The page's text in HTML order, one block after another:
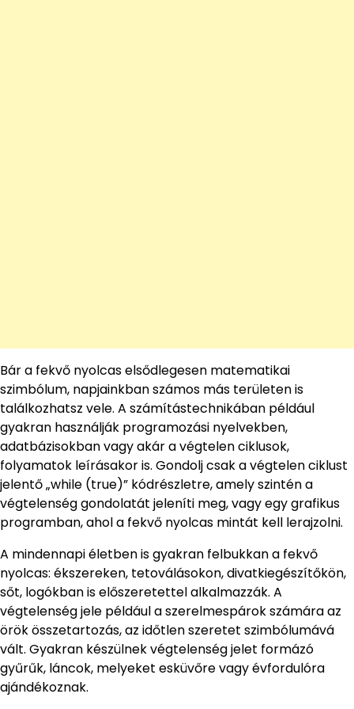
Bár a fekvő nyolcas elsődlegesen matematikai
szimbólum, napjainkban számos más területen is
találkozhatsz vele. A számítástechnikában például
gyakran használják programozási nyelvekben,
adatbázisokban vagy akár a végtelen ciklusok,
folyamatok leírásakor is. Gondolj csak a végtelen ciklust
jelentő „while (true)” kódrészletre, amely szintén a
végtelenség gondolatát jeleníti meg, vagy egy grafikus
programban, ahol a fekvő nyolcas mintát kell lerajzolni.
A mindennapi életben is gyakran felbukkan a fekvő
nyolcas: ékszereken, tetoválásokon, divatkiegészítőkön,
sőt, logókban is előszeretettel alkalmazzák. A
végtelenség jele például a szerelmespárok számára az
örök összetartozás, az időtlen szeretet szimbólumává
vált. Gyakran készülnek végtelenség jelet formázó
gyűrűk, láncok, melyeket esküvőre vagy évfordulóra
ajándékoznak.